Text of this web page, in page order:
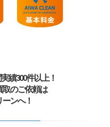
績300件以上！
のご依頼は
ンへ！